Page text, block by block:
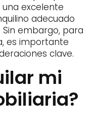
excelente
adecuado
embargo, para
es importante
clave.
mi